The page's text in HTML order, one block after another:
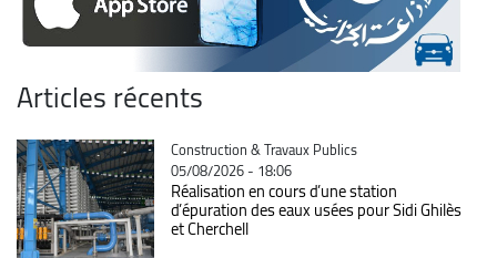
Articles récents
Catégorie
Construction & Travaux Publics
05/08/2026 - 18:06
Réalisation en cours d’une station
d’épuration des eaux usées pour Sidi Ghilès
et Cherchell